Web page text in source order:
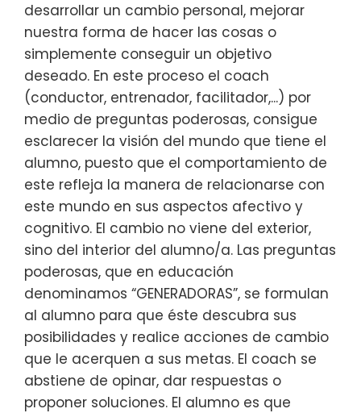
desarrollar un cambio personal, mejorar
nuestra forma de hacer las cosas o
simplemente conseguir un objetivo
deseado. En este proceso el coach
(conductor, entrenador, facilitador,...) por
medio de preguntas poderosas, consigue
esclarecer la visión del mundo que tiene el
alumno, puesto que el comportamiento de
este refleja la manera de relacionarse con
este mundo en sus aspectos afectivo y
cognitivo. El cambio no viene del exterior,
sino del interior del alumno/a. Las preguntas
poderosas, que en educación
denominamos “GENERADORAS”, se formulan
al alumno para que éste descubra sus
posibilidades y realice acciones de cambio
que le acerquen a sus metas. El coach se
abstiene de opinar, dar respuestas o
proponer soluciones. El alumno es que